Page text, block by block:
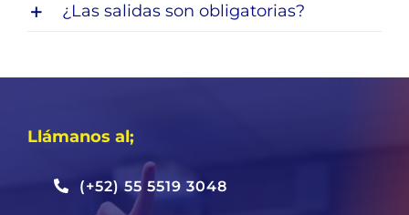
¿Las salidas son obligatorias?
Llámanos al;
(+52) 55 5519 3048